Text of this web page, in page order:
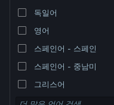
독일어
영어
스페인어 - 스페인
스페인어 - 중남미
그리스어